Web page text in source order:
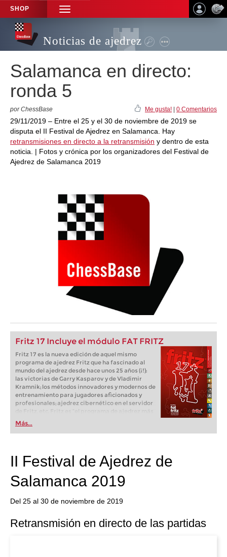
SHOP
TOGGLE
NAVIGATION
Noticias de ajedrez
Salamanca en directo:
ronda 5
por ChessBase Me gusta! 0 Comentarios
29/11/2019 – Entre el 25 y el 30 de noviembre de 2019 se
disputa el II Festival de Ajedrez en Salamanca. Hay
retransmisiones en directo a la retransmisión y dentro de esta
noticia. | Fotos y crónica por los organizadores del Festival de
Ajedrez de Salamanca 2019
Fritz 17 Incluye el módulo FAT FRITZ
Fritz 17 es la nueva edición de aquel mismo
programa de ajedrez Fritz que ha fascinado al
mundo del ajedrez desde hace unos 25 años (¡!):
las victorias de Garry Kasparov y de Vladimir
Kramnik; los métodos innovadores y modernos de
entrenamiento para jugadores aficionados y
profesionales; ajedrez cibernético en el servidor
popular de Alemania” (Der Spiegel) y ofrece todo
lo que necesita el ajedrecista. La novedad más
espectacular: Fritz 17 incluye el módulo basado
Más...
II Festival de Ajedrez de
Salamanca 2019
Del 25 al 30 de noviembre de 2019
Retransmisión en directo de las partidas